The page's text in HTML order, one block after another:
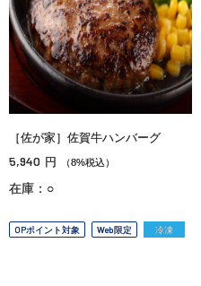
［佐が家］佐賀牛ハンバーグ
5,940 円 （8%税込）
在庫：○
OPポイント対象 Web限定 冷凍